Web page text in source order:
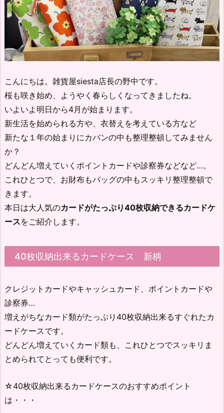
こんにちは。雑貨屋siesta店長の野中です。
桜も咲き始め、ようやく春らしくなってきましたね。
いよいよ明日から4月が始まります。
新生活を始められる方や、衣替えを考えている方など
新たな１年の始まりにカバンの中も整理整頓してみません
か？
どんどん増えていくポイントカードや診察券などなど…。
これひとつで、お財布もバッグの中もスッキリ整理整頓で
きます。
本日は大人気のカードがたっぷり40枚収納できるカードケ
ースをご紹介します。
40枚収納出来るカードケース 新柄
クレジットカードやキャッシュカード、ポイントカードや
診察券…
増えがちなカード類がたっぷり40枚収納出来るすぐれたカ
ードケースです。
どんどん増えていくカード類も、これひとつでスッキリま
とめられてとっても便利です。
☆40枚収納出来るカードケースのおすすめポイント
は・・・